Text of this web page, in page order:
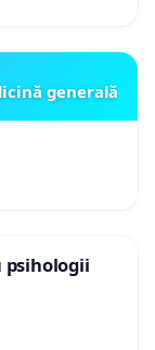
generală
psihologii